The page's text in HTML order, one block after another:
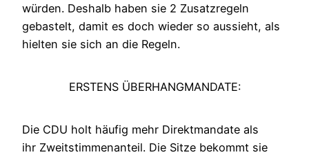
würden. Deshalb haben sie 2 Zusatzregeln
gebastelt, damit es doch wieder so aussieht, als
hielten sie sich an die Regeln.
ERSTENS ÜBERHANGMANDATE:
Die CDU holt häufig mehr Direktmandate als
ihr Zweitstimmenanteil. Die Sitze bekommt sie